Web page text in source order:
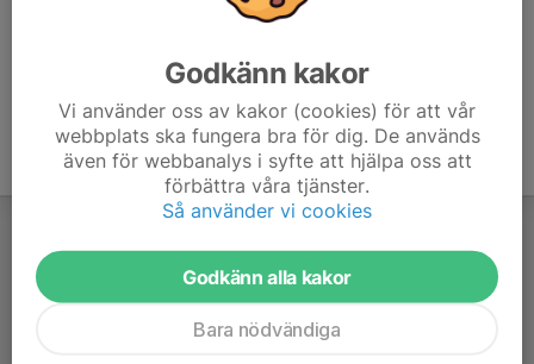
Godkänn kakor
Vi använder oss av kakor (cookies) för att vår
webbplats ska fungera bra för dig. De används
även för webbanalys i syfte att hjälpa oss att
förbättra våra tjänster.
Så använder vi cookies
Godkänn alla kakor
Bara nödvändiga